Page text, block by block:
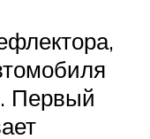
Первый